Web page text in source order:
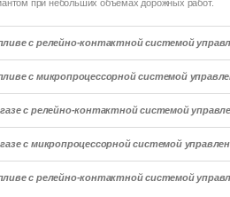
при небольших объемах дорожных работ.
с релейно-контактной системой
с микропроцессорной системой
с релейно-контактной системой
с микропроцессорной системой
с релейно-контактной системой